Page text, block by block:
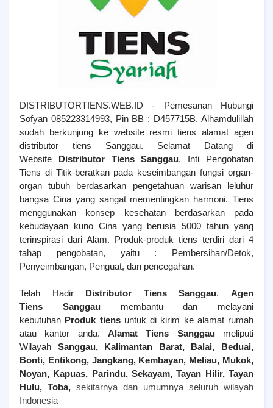
DISTRIBUTORTIENS.WEB.ID - Pemesanan Hubungi
Sofyan 085223314993, Pin BB : D457715B. Alhamdulillah
sudah berkunjung ke website resmi tiens alamat agen
distributor tiens Sanggau. Selamat Datang di
Website Distributor Tiens Sanggau, Inti Pengobatan
Tiens di Titik-beratkan pada keseimbangan fungsi organ-
organ tubuh berdasarkan pengetahuan warisan leluhur
bangsa Cina yang sangat mementingkan harmoni. Tiens
menggunakan konsep kesehatan berdasarkan pada
kebudayaan kuno Cina yang berusia 5000 tahun yang
terinspirasi dari Alam. Produk-produk tiens terdiri dari 4
tahap pengobatan, yaitu : Pembersihan/Detok,
Penyeimbangan, Penguat, dan pencegahan.
Telah Hadir Distributor Tiens Sanggau.Agen
Tiens Sanggau membantu dan melayani
kebutuhan Produk tiensuntuk di kirim ke alamat rumah
atau kantor anda. Alamat Tiens Sanggau meliputi
Wilayah Sanggau, Kalimantan Barat, Balai, Beduai,
Bonti, Entikong, Jangkang, Kembayan, Meliau, Mukok,
Noyan, Kapuas, Parindu, Sekayam, Tayan Hilir, Tayan
Hulu, Toba, sekitarnya dan umumnya seluruh wilayah
Indonesia